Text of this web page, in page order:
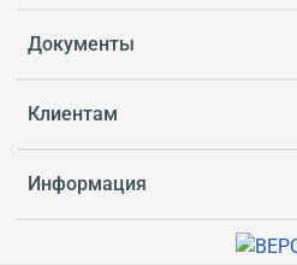
Документы
Клиентам
Информация